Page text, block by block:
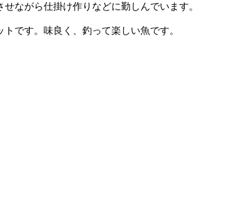
ながら仕掛け作りなどに勤しんでいます。
です。味良く、釣って楽しい魚です。